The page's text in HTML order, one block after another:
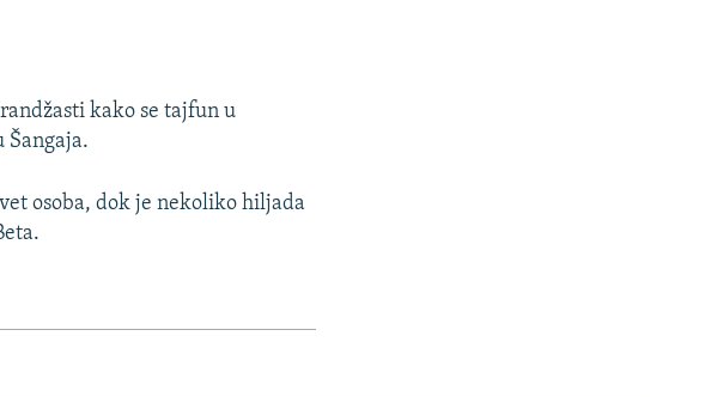
kako se tajfun u
Šangaja.
osoba, dok je nekoliko hiljada